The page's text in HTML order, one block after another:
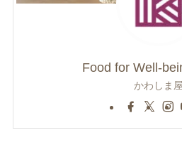
Food for Well-
かわしま屋